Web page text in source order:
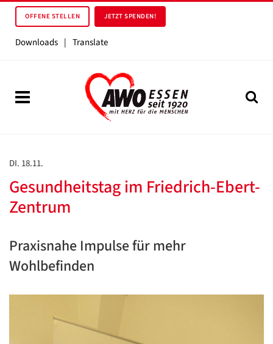
OFFENE STELLEN JETZT SPENDEN!
Downloads | Translate
DI. 18.11.
Gesundheitstag im Friedrich-Ebert-
Zentrum
Praxisnahe Impulse für mehr
Wohlbefinden